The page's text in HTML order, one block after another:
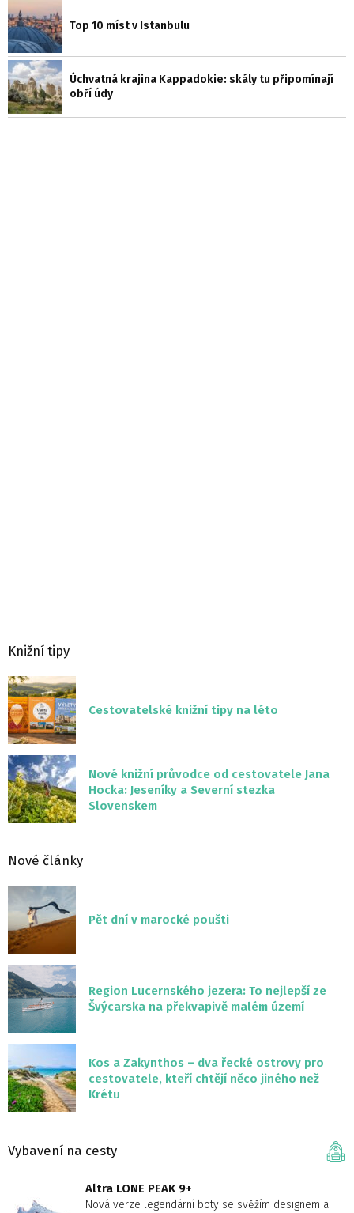
Top 10 míst v Istanbulu
Úchvatná krajina Kappadokie: skály tu připomínají
obří údy
Knižní tipy
Cestovatelské knižní tipy na léto
Nové knižní průvodce od cestovatele Jana
Hocka: Jeseníky a Severní stezka
Slovenskem
Nové články
Pět dní v marocké poušti
Region Lucernského jezera: To nejlepší ze
Švýcarska na překvapivě malém území
Kos a Zakynthos – dva řecké ostrovy pro
cestovatele, kteří chtějí něco jiného než
Krétu
Vybavení na cesty
Altra LONE PEAK 9+
Nová verze legendární boty se svěžím designem a